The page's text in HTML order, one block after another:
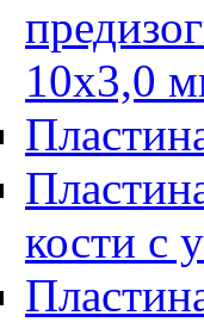
10х3,0
кости с